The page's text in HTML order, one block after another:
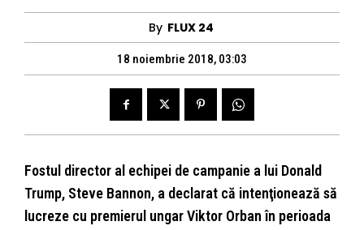
By FLUX 24
18 noiembrie 2018, 03:03
Fostul director al echipei de campanie a lui Donald
Trump, Steve Bannon, a declarat că intenţionează să
lucreze cu premierul ungar Viktor Orban în perioada